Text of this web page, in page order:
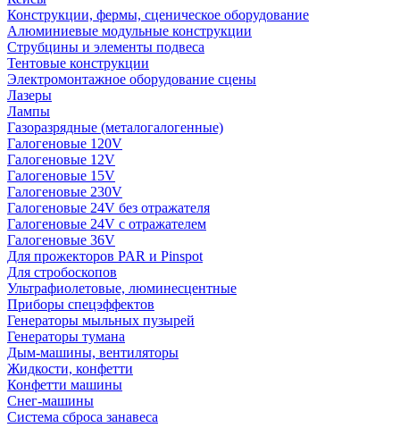
Конструкции, фермы, сценическое оборудование
Алюминиевые модульные конструкции
Струбцины и элементы подвеса
Тентовые конструкции
Электромонтажное оборудование сцены
Лазеры
Лампы
Газоразрядные (металогалогенные)
Галогеновые 120V
Галогеновые 12V
Галогеновые 15V
Галогеновые 230V
Галогеновые 24V без отражателя
Галогеновые 24V с отражателем
Галогеновые 36V
Для прожекторов PAR и Pinspot
Для стробоскопов
Ультрафиолетовые, люминесцентные
Приборы спецэффектов
Генераторы мыльных пузырей
Генераторы тумана
Дым-машины, вентиляторы
Жидкости, конфетти
Конфетти машины
Снег-машины
Система сброса занавеса